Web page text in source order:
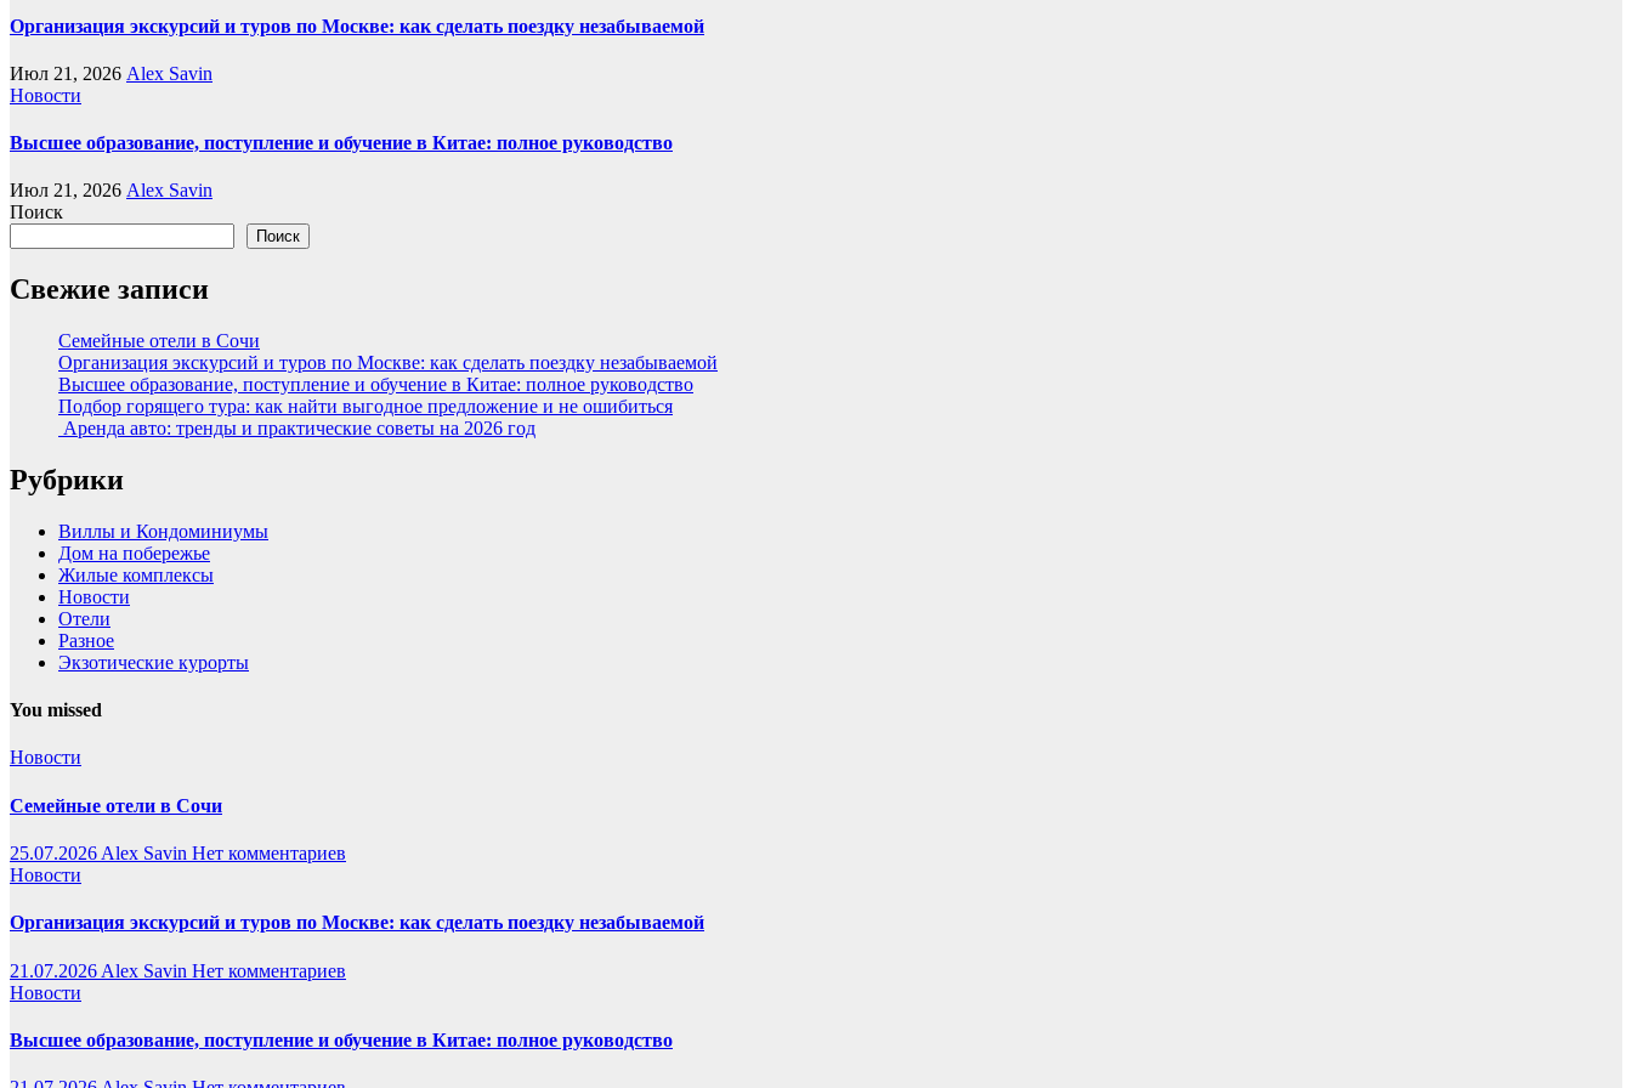
Организация экскурсий и туров по Москве: как сделать поездку незабываемой
Июл 21, 2026 Alex Savin
Новости
Высшее образование, поступление и обучение в Китае: полное руководство
Июл 21, 2026 Alex Savin
Поиск
Поиск
Свежие записи
Семейные отели в Сочи
Организация экскурсий и туров по Москве: как сделать поездку незабываемой
Высшее образование, поступление и обучение в Китае: полное руководство
Подбор горящего тура: как найти выгодное предложение и не ошибиться
Аренда авто: тренды и практические советы на 2026 год
Рубрики
Виллы и Кондоминиумы
Дом на побережье
Жилые комплексы
Новости
Отели
Разное
Экзотические курорты
You missed
Новости
Семейные отели в Сочи
25.07.2026 Alex Savin Нет комментариев
Новости
Организация экскурсий и туров по Москве: как сделать поездку незабываемой
21.07.2026 Alex Savin Нет комментариев
Новости
Высшее образование, поступление и обучение в Китае: полное руководство